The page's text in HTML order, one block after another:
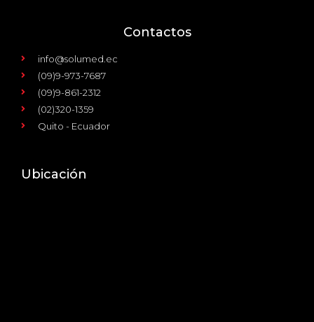
Contactos
info@solumed.ec
(09)9-973-7687
(09)9-861-2312
(02)320-1359
Quito - Ecuador
Ubicación